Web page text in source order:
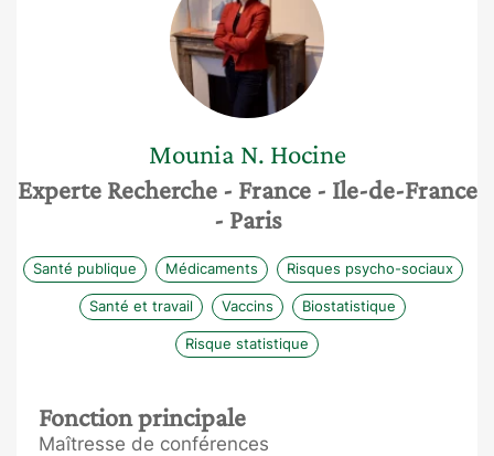
Mounia N. Hocine
Experte Recherche - France - Ile-de-France
- Paris
Santé publique Médicaments Risques psycho-sociaux
Santé et travail Vaccins Biostatistique
Risque statistique
Fonction principale
Maîtresse de conférences